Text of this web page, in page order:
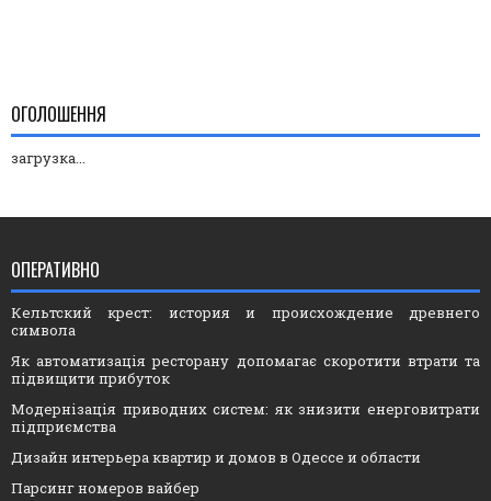
ОГОЛОШЕННЯ
загрузка...
ОПЕРАТИВНО
Кельтский крест: история и происхождение древнего
символа
Як автоматизація ресторану допомагає скоротити втрати та
підвищити прибуток
Модернізація приводних систем: як знизити енерговитрати
підприємства
Дизайн интерьера квартир и домов в Одессе и области
Парсинг номеров вайбер